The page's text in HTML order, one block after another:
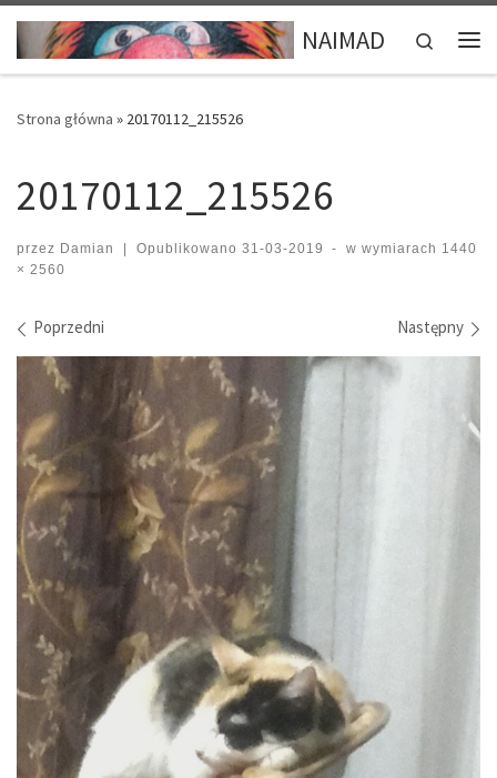
Przejdź do treści NAIMAD
Search
Strona główna » 20170112_215526
20170112_215526
przez Damian | Opublikowano 31-03-2019 - w wymiarach 1440
× 2560
Nawigacja po obrazach
Poprzedni Następny